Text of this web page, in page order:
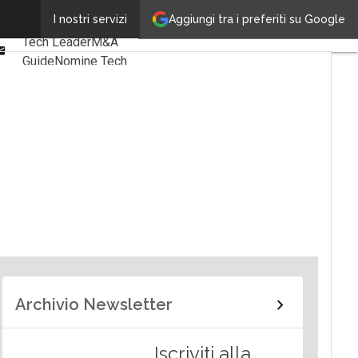
Aggiungi tra i preferiti su Google
I nostri servizi
Email
Ultimi articoli
Tech LeaderM&A
GuideNomine Tech
Archivio Newsletter